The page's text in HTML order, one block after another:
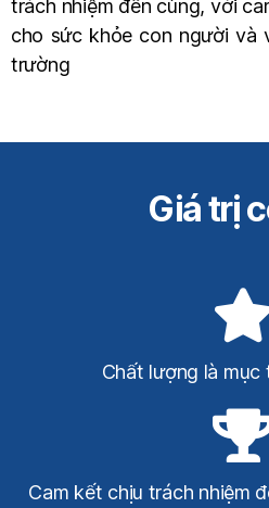
trách nhiệm đến cùng, với
cho sức khỏe con người và
trường
Giá trị
Chất lượng là mục
Cam kết chịu trách nhiệm